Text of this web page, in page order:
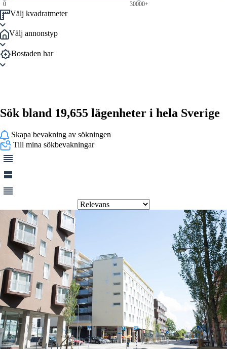
0 30000+
Välj kvadratmeter
Välj annonstyp
Bostaden har
Sök bland 19,655 lägenheter i hela Sverige
Skapa bevakning av sökningen
Till mina sökbevakningar